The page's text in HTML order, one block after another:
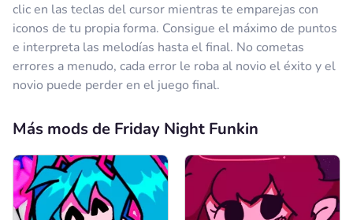
clic en las teclas del cursor mientras te emparejas con
iconos de tu propia forma. Consigue el máximo de puntos
e interpreta las melodías hasta el final. No cometas
errores a menudo, cada error le roba al novio el éxito y el
novio puede perder en el juego final.
Más mods de Friday Night Funkin